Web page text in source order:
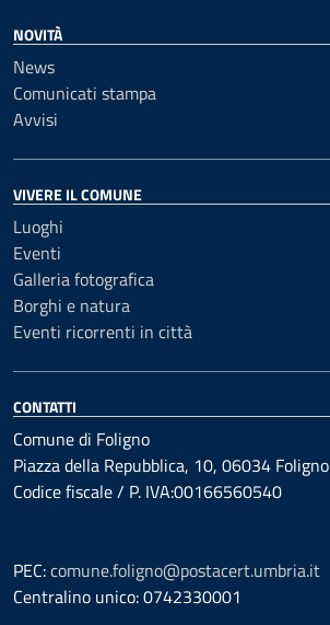
NOVITÀ
News
Comunicati stampa
Avvisi
VIVERE IL COMUNE
Luoghi
Eventi
Galleria fotografica
Borghi e natura
Eventi ricorrenti in città
CONTATTI
Comune di Foligno
Piazza della Repubblica, 10, 06034 Foligno
Codice fiscale / P. IVA:00166560540
PEC:comune.foligno@postacert.umbria.it
Centralino unico: 0742330001